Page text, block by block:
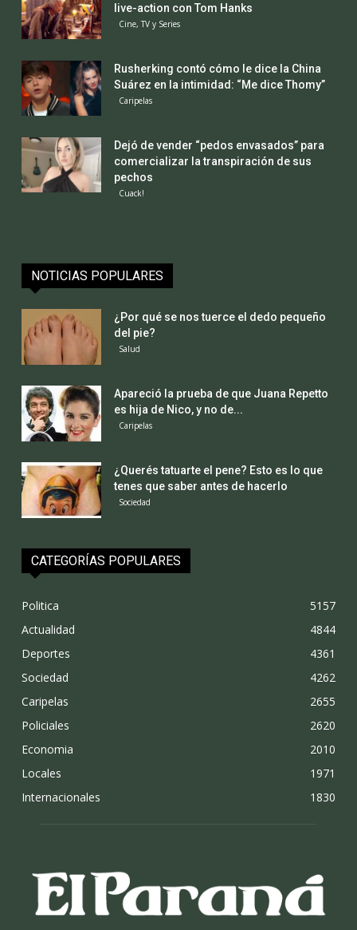
live-action con Tom Hanks
Cine, TV y Series
Rusherking contó cómo le dice la China
Suárez en la intimidad: “Me dice Thomy”
Caripelas
Dejó de vender “pedos envasados” para
comercializar la transpiración de sus
pechos
Cuack!
NOTICIAS POPULARES
¿Por qué se nos tuerce el dedo pequeño
del pie?
Salud
Apareció la prueba de que Juana Repetto
es hija de Nico, y no de...
Caripelas
¿Querés tatuarte el pene? Esto es lo que
tenes que saber antes de hacerlo
Sociedad
CATEGORÍAS POPULARES
Politica
5157
Actualidad
4844
Deportes
4361
Sociedad
4262
Caripelas
2655
Policiales
2620
Economia
2010
Locales
1971
Internacionales
1830